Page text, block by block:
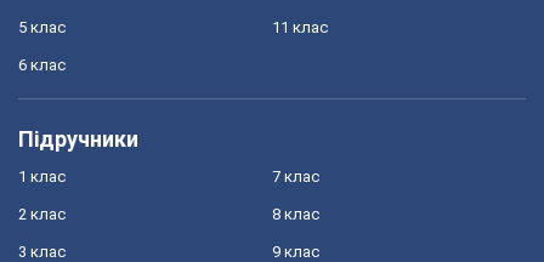
5 клас
6 клас
11 клас
Підручники
1 клас
2 клас
3 клас
7 клас
8 клас
9 клас